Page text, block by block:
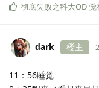
彻底失败之科大OD觉
dark 楼主
11：56睡觉